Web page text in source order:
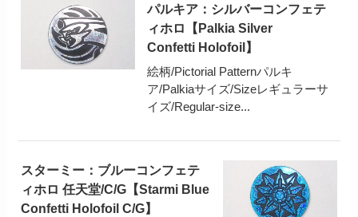
パルキア：シルバーコンフェテ
ィホロ【Palkia Silver
Confetti Holofoil】
絵柄/Pictorial Patternパルキ
ア/Palkiaサイズ/Sizeレギュラーサ
イズ/Regular-size...
スターミー：ブルーコンフェテ
ィホロ 任天堂/C/G【Starmi Blue
Confetti Holofoil C/G】